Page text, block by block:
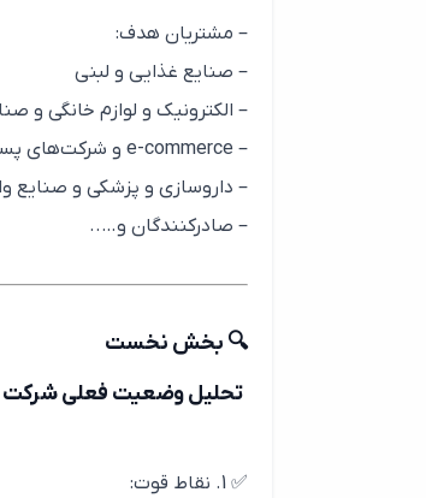
– مشتریان هدف:
– صنایع غذایی و لبنی
– الکترونیک و لوازم خانگی و
– e-commerce و شرکت‌های پستی و شرکتهای خدماتی
– داروسازی و پزشکی و صنایع
– صادرکنندگان و…..
🔍 بخش نخست
تحلیل وضعیت فعلی شرکت
✅ 1. نقاط قوت: